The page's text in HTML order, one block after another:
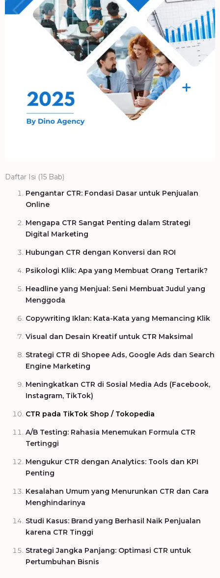
Daftar Isi (15 Bab)
Pengantar CTR: Fondasi Dasar untuk Penjualan
Online
Mengapa CTR Sangat Penting dalam Strategi
Digital Marketing
Hubungan CTR dengan Konversi dan ROI
Psikologi Klik: Apa yang Membuat Orang Tertarik?
Headline yang Menjual: Seni Membuat Judul yang
Menggoda
Copywriting Iklan: Kata-Kata yang Memancing Klik
Visual dan Desain Kreatif untuk CTR Maksimal
Strategi CTR di Shopee Ads, Google Ads dan Search
Engine Marketing
Meningkatkan CTR di Sosial Media Ads (Facebook,
Instagram, TikTok)
CTR pada TikTok Shop / Tokopedia
A/B Testing: Rahasia Menemukan Formula CTR
Tertinggi
Mengukur CTR dengan Analytics: Tools dan KPI
Penting
Kesalahan Umum yang Menurunkan CTR dan Cara
Menghindarinya
Studi Kasus: Brand yang Berhasil Naik Penjualan
karena CTR Tinggi
Strategi Jangka Panjang: Optimasi CTR untuk
Pertumbuhan Bisnis